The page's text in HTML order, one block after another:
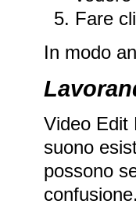
Fare
In modo
Video Edit
suono
possono